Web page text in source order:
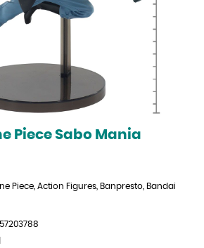
Piece Sabo Mania
Piece Action Figures Banpresto Bandai